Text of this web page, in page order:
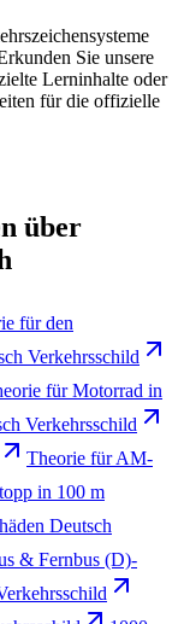
Sie unsere
Lerninhalte oder
für die offizielle
über
für den
Verkehrsschild
für Motorrad in
Verkehrsschild
Theorie für AM-
in 100 m
Deutsch
& Fernbus (D)-